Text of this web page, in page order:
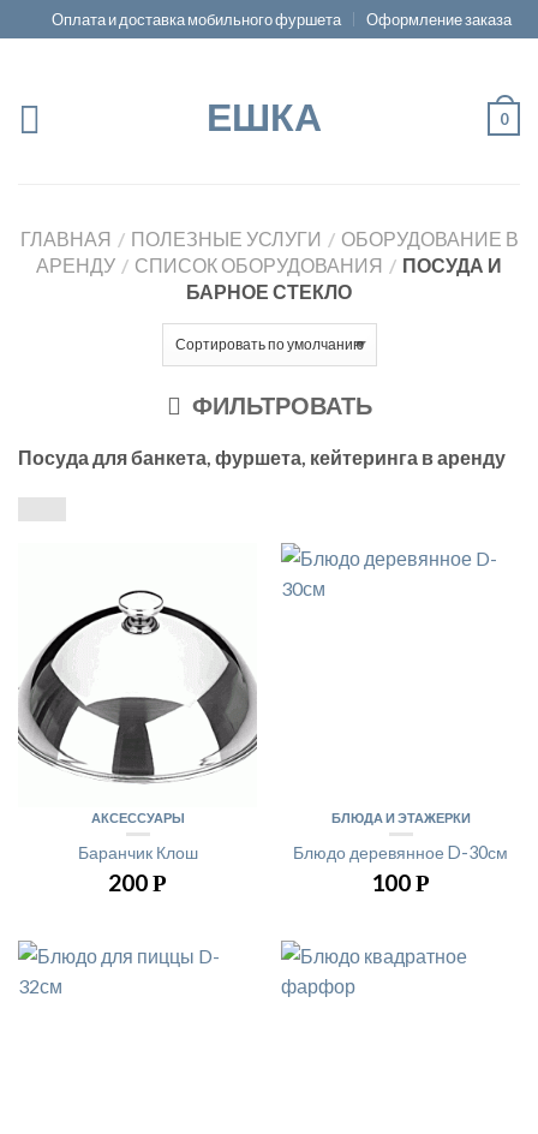
Оплата и доставка мобильного фуршета Оформление заказа
ЕШКА 0
ГЛАВНАЯ / ПОЛЕЗНЫЕ УСЛУГИ / ОБОРУДОВАНИЕ В
АРЕНДУ / СПИСОК ОБОРУДОВАНИЯ / ПОСУДА И
БАРНОЕ СТЕКЛО
ФИЛЬТРОВАТЬ
Посуда для банкета, фуршета, кейтеринга в аренду
АКСЕССУАРЫ
Баранчик Клош
200Р
БЛЮДА И ЭТАЖЕРКИ
Блюдо деревянное D-30см
100Р